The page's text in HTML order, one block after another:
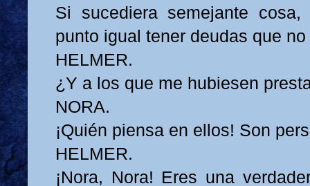
Si sucediera semejante
punto igual tener deudas que
HELMER.
¿Y a los que me hubiesen
NORA.
¡Quién piensa en ellos! Son
HELMER.
¡Nora, Nora! Eres una